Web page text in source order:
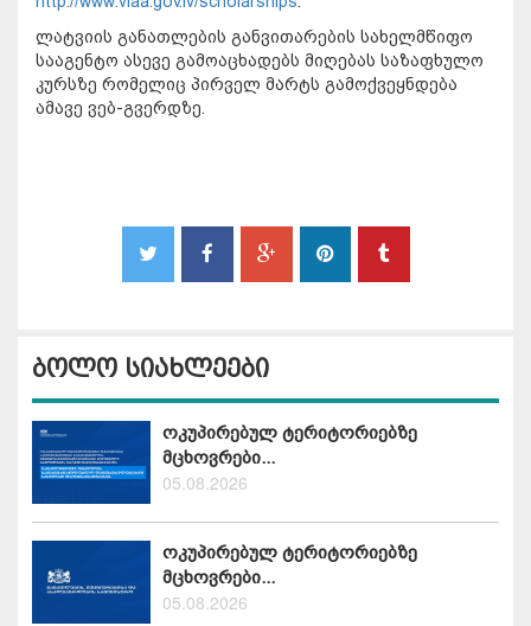
ლატვიის განათლების განვითარების სახელმწიფო
სააგენტო ასევე გამოაცხადებს მიღებას საზაფხულო
კურსზე რომელიც პირველ მარტს გამოქვეყნდება
ამავე ვებ-გვერდზე.
ბოლო სიახლეები
ოკუპირებულ ტერიტორიებზე
მცხოვრები...
05.08.2026
ოკუპირებულ ტერიტორიებზე
მცხოვრები...
05.08.2026